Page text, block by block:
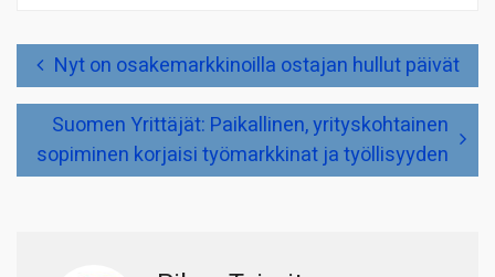
Artikkelien
selausNyt on osakemarkkinoilla ostajan hullut päivät
Suomen Yrittäjät: Paikallinen, yrityskohtainen
sopiminen korjaisi työmarkkinat ja työllisyyden